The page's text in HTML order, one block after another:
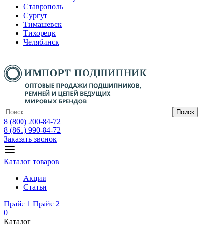
Ставрополь
Сургут
Тимашевск
Тихорецк
Челябинск
Поиск
8 (800) 200-84-72
8 (861) 990-84-72
Заказать звонок
Каталог товаров
Акции
Статьи
Прайс 1 Прайс 2
0
Каталог